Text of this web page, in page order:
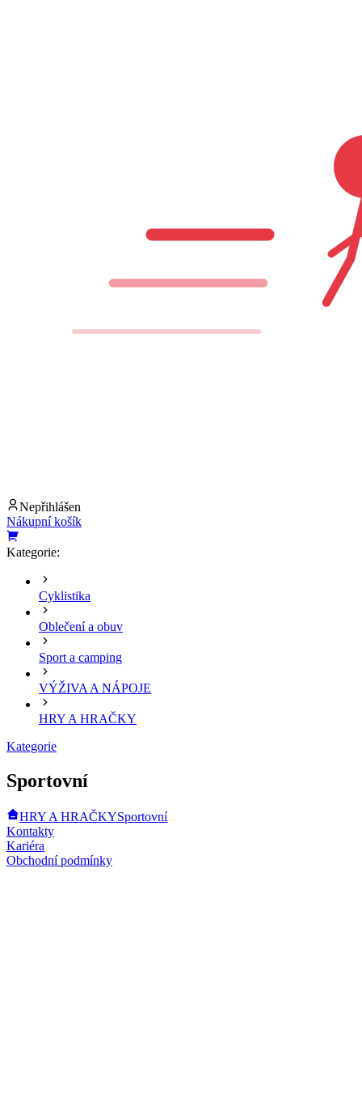
Nepřihlášen
Nákupní košík
Kategorie:
Cyklistika
Oblečení a obuv
Sport a camping
VÝŽIVA A NÁPOJE
HRY A HRAČKY
Kategorie
Sportovní
HRY A HRAČKYSportovní
Kontakty
Kariéra
Obchodní podmínky